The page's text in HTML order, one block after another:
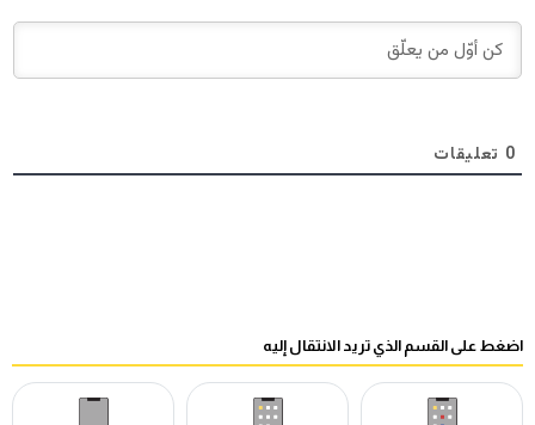
0 تعليقات
اضغط على القسم الذي تريد الانتقال إليه